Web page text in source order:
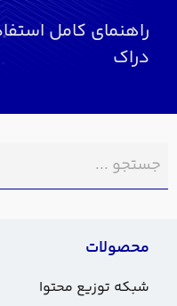
راهنمای کامل
دراک
محصولات
شبکه توزیع محتوا